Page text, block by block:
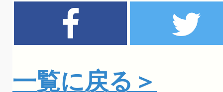
一覧に戻る＞